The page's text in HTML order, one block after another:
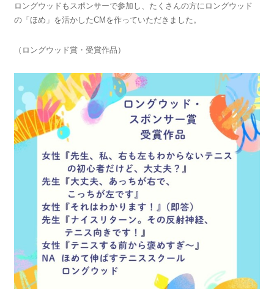
ロングウッドもスポンサーで参加し、たくさんの方にロングウッド
の「ほめ」を活かしたCMを作っていただきました。
（ロングウッド賞・受賞作品）